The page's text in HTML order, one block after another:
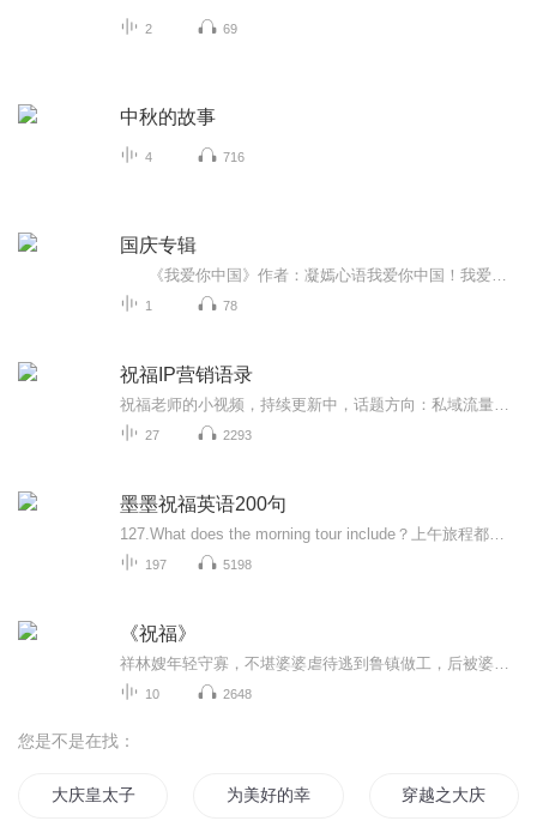
2 69
中秋的故事
4 716
国庆专辑
1 78
祝福IP营销语录
27 2293
墨墨祝福英语200句
197 5198
《祝福》
10 2648
您是不是在找：
大庆皇太子 为美好的幸福生活献上祝福穿越之大庆帝国